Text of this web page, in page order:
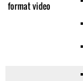
format video